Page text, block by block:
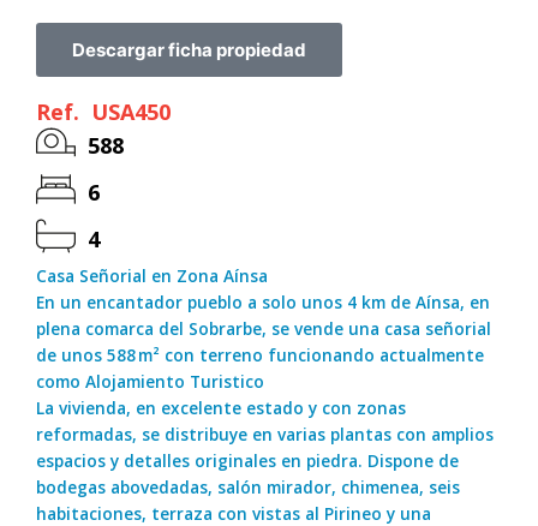
Descargar ficha propiedad
Ref. USA450
588
6
4
Casa Señorial en Zona Aínsa
En un encantador pueblo a solo unos 4 km de Aínsa, en
plena comarca del Sobrarbe, se vende una casa señorial
de unos 588 m² con terreno funcionando actualmente
como Alojamiento Turistico
La vivienda, en excelente estado y con zonas
reformadas, se distribuye en varias plantas con amplios
espacios y detalles originales en piedra. Dispone de
bodegas abovedadas, salón mirador, chimenea, seis
habitaciones, terraza con vistas al Pirineo y una